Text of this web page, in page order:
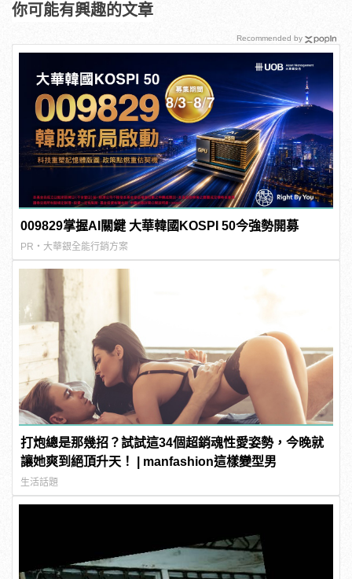
你可能有興趣的文章
009829掌握AI關鍵 大華韓國KOSPI 50今強勢開募
PR・大華銀全能行銷方案
打炮總是那幾招？試試這34個超銷魂性愛姿勢，今晚就
讓她爽到絕頂升天！ | manfashion這樣變型男
生活話題
Recommended by